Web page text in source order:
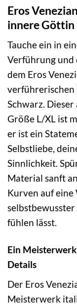
Eros
innere Göttin
Tauche ein in
Verführung
dem Eros
verführerischen
Schwarz.
Größe L/XL ist
er ist ein
Selbstliebe,
Sinnlichkeit.
Material sanft
Kurven auf eine
fühlen lässt.
Ein
Details
Der Eros
Meisterwerk